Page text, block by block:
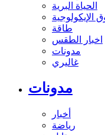
الحياة البرية
الإيكولوجية
طاقة
اخبار الطقس
مدونات
غاليري
مدونات
أخبار
رياضة